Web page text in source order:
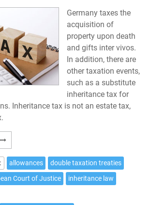
Germany taxes the
acquisition of
property upon death
and gifts inter vivos.
In addition, there are
other taxation events,
such as a substitute
inheritance tax for
Inheritance tax is not an estate tax,
allowances
double taxation treaties
Court of Justice
inheritance law